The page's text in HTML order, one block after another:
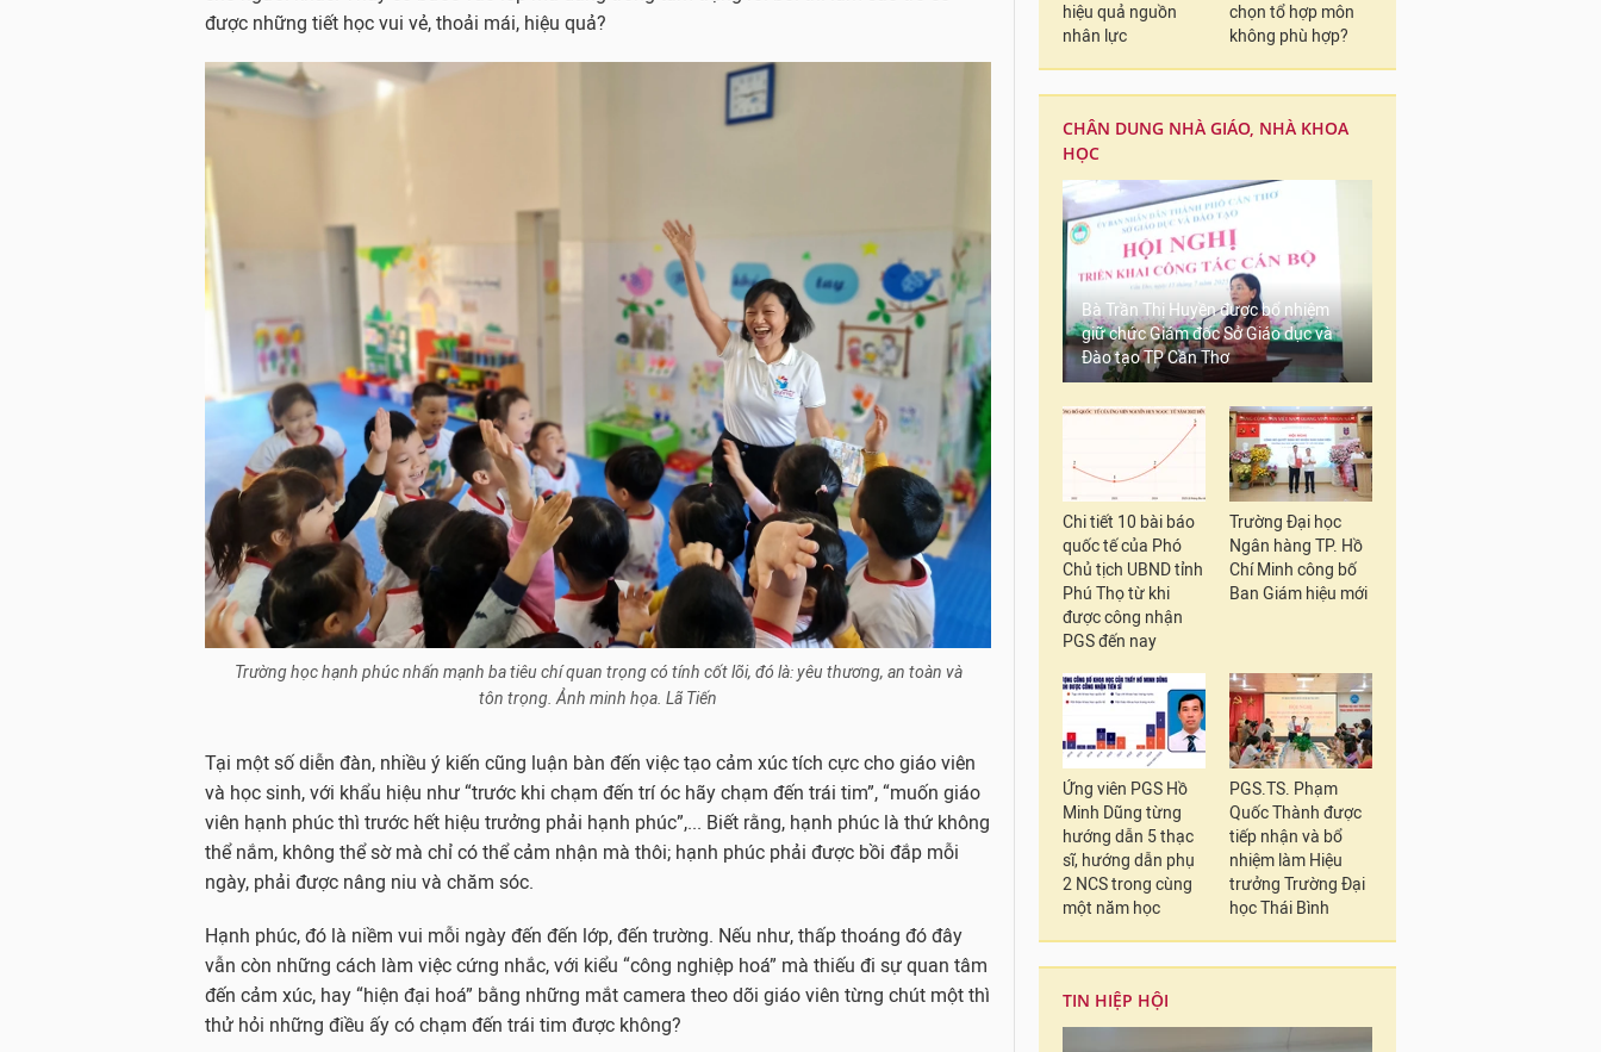
được những tiết học vui vẻ, thoải mái, hiệu quả?
Trường học hạnh phúc nhấn mạnh ba tiêu chí quan trọng có tính cốt lõi, đó là: yêu thương, an toàn và
tôn trọng. Ảnh minh họa. Lã Tiến
Tại một số diễn đàn, nhiều ý kiến cũng luận bàn đến việc tạo cảm xúc tích cực cho giáo viên
và học sinh, với khẩu hiệu như “trước khi chạm đến trí óc hãy chạm đến trái tim”, “muốn giáo
viên hạnh phúc thì trước hết hiệu trưởng phải hạnh phúc”,... Biết rằng, hạnh phúc là thứ không
thể nắm, không thể sờ mà chỉ có thể cảm nhận mà thôi; hạnh phúc phải được bồi đắp mỗi
ngày, phải được nâng niu và chăm sóc.
Hạnh phúc, đó là niềm vui mỗi ngày đến đến lớp, đến trường. Nếu như, thấp thoáng đó đây
vẫn còn những cách làm việc cứng nhắc, với kiểu “công nghiệp hoá” mà thiếu đi sự quan tâm
đến cảm xúc, hay “hiện đại hoá” bằng những mắt camera theo dõi giáo viên từng chút một thì
thử hỏi những điều ấy có chạm đến trái tim được không?
hiệu quả nguồn
nhân lực
chọn tổ hợp môn
không phù hợp?
CHÂN DUNG NHÀ GIÁO, NHÀ KHOA
HỌC
Bà Trần Thị Huyền được bổ nhiệm
giữ chức Giám đốc Sở Giáo dục và
Đào tạo TP Cần Thơ
Chi tiết 10 bài báo
quốc tế của Phó
Chủ tịch UBND tỉnh
Phú Thọ từ khi
được công nhận
PGS đến nay
Trường Đại học
Ngân hàng TP. Hồ
Chí Minh công bố
Ban Giám hiệu mới
Ứng viên PGS Hồ
Minh Dũng từng
hướng dẫn 5 thạc
sĩ, hướng dẫn phụ
2 NCS trong cùng
một năm học
PGS.TS. Phạm
Quốc Thành được
tiếp nhận và bổ
nhiệm làm Hiệu
trưởng Trường Đại
học Thái Bình
TIN HIỆP HỘI